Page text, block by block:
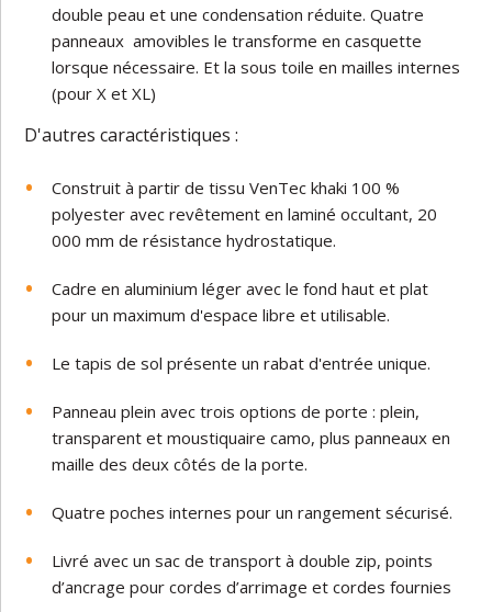
double peau et une condensation réduite. Quatre
panneaux amovibles le transforme en casquette
lorsque nécessaire. Et la sous toile en mailles internes
(pour X et XL)
D'autres caractéristiques :
Construit à partir de tissu VenTec khaki 100 %
polyester avec revêtement en laminé occultant, 20
000 mm de résistance hydrostatique.
Cadre en aluminium léger avec le fond haut et plat
pour un maximum d'espace libre et utilisable.
Le tapis de sol présente un rabat d'entrée unique.
Panneau plein avec trois options de porte : plein,
transparent et moustiquaire camo, plus panneaux en
maille des deux côtés de la porte.
Quatre poches internes pour un rangement sécurisé.
Livré avec un sac de transport à double zip, points
d’ancrage pour cordes d’arrimage et cordes fournies